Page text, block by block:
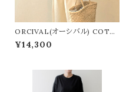
ORCIVAL(オーシバル) COTT
ON LOURD Crew Neck Wid
e Basque Shirt Solid
¥14,300